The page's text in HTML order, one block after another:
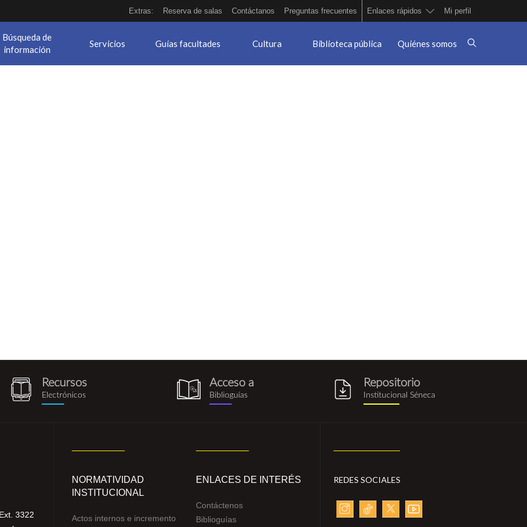
Extras: Reserva de salas Contáctanos Preguntas frecuentes Enlaces rápidos Mi perfil
Búsqueda de
información
Servicios Guías facultades Cultura Biblioteca pública Quiénes somos
recursos_electronicos.png
Recursos
Electrónicos biblioguia.png
Acceso a
Biblioguías
Repositorio
Institucional Séneca
3322
NORMATIVIDAD
INSTITUCIONAL
Actos internos e incremento
ENLACES DE INTERÉS
Contáctenos
Biblioguías
REDES SOCIALES